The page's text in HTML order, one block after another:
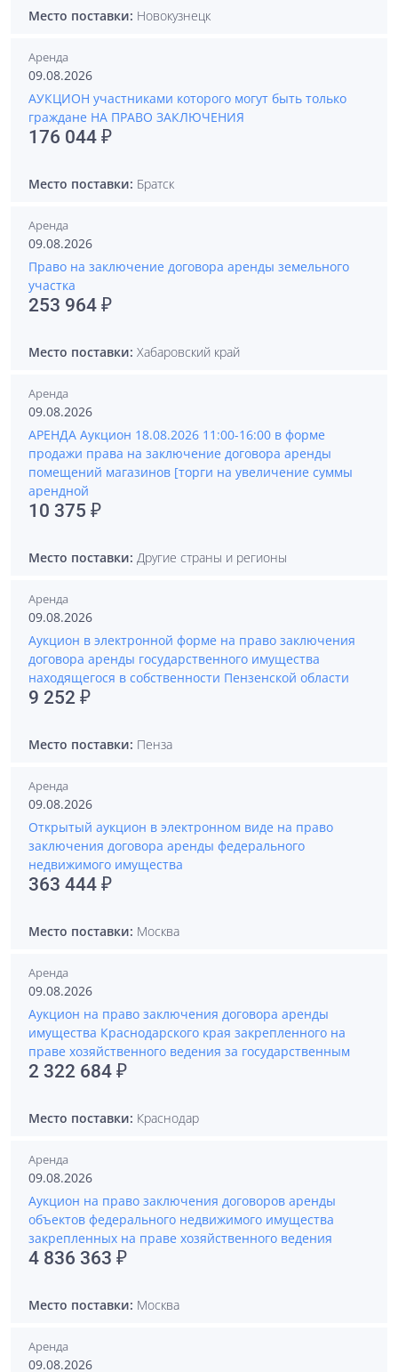
Место поставки: Новокузнецк
Аренда
09.08.2026
АУКЦИОН участниками которого могут быть только
граждане НА ПРАВО ЗАКЛЮЧЕНИЯ
176 044 ₽
Место поставки: Братск
Аренда
09.08.2026
Право на заключение договора аренды земельного
участка
253 964 ₽
Место поставки: Хабаровский край
Аренда
09.08.2026
АРЕНДА Аукцион 18.08.2026 11:00-16:00 в форме
продажи права на заключение договора аренды
помещений магазинов [торги на увеличение суммы
арендной
10 375 ₽
Место поставки: Другие страны и регионы
Аренда
09.08.2026
Аукцион в электронной форме на право заключения
договора аренды государственного имущества
находящегося в собственности Пензенской области
9 252 ₽
Место поставки: Пенза
Аренда
09.08.2026
Открытый аукцион в электронном виде на право
заключения договора аренды федерального
недвижимого имущества
363 444 ₽
Место поставки: Москва
Аренда
09.08.2026
Аукцион на право заключения договора аренды
имущества Краснодарского края закрепленного на
праве хозяйственного ведения за государственным
2 322 684 ₽
Место поставки: Краснодар
Аренда
09.08.2026
Аукцион на право заключения договоров аренды
объектов федерального недвижимого имущества
закрепленных на праве хозяйственного ведения
4 836 363 ₽
Место поставки: Москва
Аренда
09.08.2026